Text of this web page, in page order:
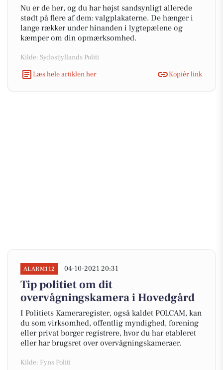
Nu er de her, og du har højst sandsynligt allerede
stødt på flere af dem: valgplakaterne. De hænger i
lange rækker under hinanden i lygtepælene og
kæmper om din opmærksomhed.
Kilde: Sydøstjyllands Politi
Læs hele artiklen her
Kopiér link
ALARM112 04-10-2021 20:31
Tip politiet om dit
overvågningskamera i Hovedgård
I Politiets Kameraregister, også kaldet POLCAM, kan
du som virksomhed, offentlig myndighed, forening
eller privat borger registrere, hvor du har etableret
eller har brugsret over overvågningskameraer.
Kilde: Fyns Politi